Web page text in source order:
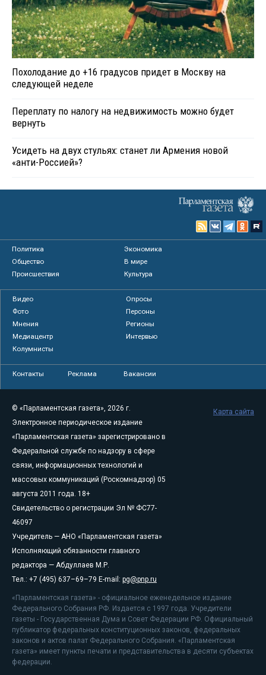
Похолодание до +16 градусов придет в Москву на
следующей неделе
Переплату по налогу на недвижимость можно будет
вернуть
Усидеть на двух стульях: станет ли Армения новой
«анти-Россией»?
Политика
Экономика
Общество
В мире
Происшествия
Культура
Видео
Опросы
Фото
Персоны
Мнения
Регионы
Медиацентр
Интервью
Колумнисты
Контакты Реклама Вакансии
© «Парламентская газета», 2026 г.
Электронное периодическое издание
«Парламентская газета» зарегистрировано в
Федеральной службе по надзору в сфере
связи, информационных технологий и
массовых коммуникаций (Роскомнадзор) 05
августа 2011 года. 18+
Свидетельство о регистрации Эл № ФС77-
46097
Учредитель — АНО «Парламентская газета»
Исполняющий обязанности главного
редактора — Абдуллаев М.Р.
Тел.: +7 (495) 637–69–79 E-mail: pg@pnp.ru
«Парламентская газета» - официальное еженедельное издание
Федерального Собрания РФ. Издается с 1997 года. Учредители
газеты - Государственная Дума и Совет Федерации РФ. Официальный
публикатор федеральных конституционных законов, федеральных
законов и актов палат Федерального Собрания. «Парламентская
газета» имеет пункты печати и представительства в десяти субъектах
федерации.
Карта сайта